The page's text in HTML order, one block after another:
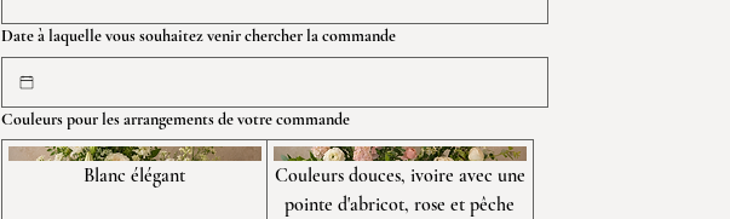
Date à laquelle vous souhaitez venir chercher la commande
Couleurs pour les arrangements de votre commande
Blanc élégant
Couleurs douces, ivoire avec une
pointe d'abricot, rose et pêche